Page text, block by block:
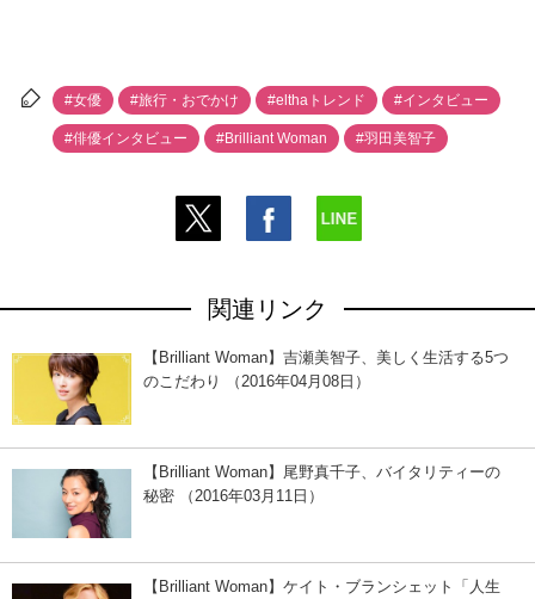
#女優 #旅行・おでかけ #elthaトレンド #インタビュー
#俳優インタビュー #Brilliant Woman #羽田美智子
関連リンク
【Brilliant Woman】吉瀬美智子、美しく生活する5つ
のこだわり （2016年04月08日）
【Brilliant Woman】尾野真千子、バイタリティーの
秘密 （2016年03月11日）
【Brilliant Woman】ケイト・ブランシェット「人生